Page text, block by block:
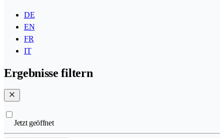
DE
EN
FR
IT
Ergebnisse filtern
Jetzt geöffnet